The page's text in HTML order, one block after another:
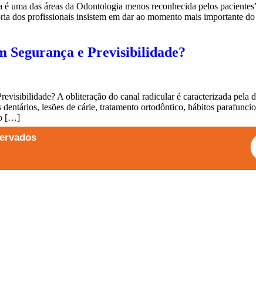
das áreas da Odontologia menos reconhecida pelos
dos profissionais insistem em dar ao momento mais importante
Segurança e Previsibilidade?
A obliteração do canal radicular é caracterizada pela
lesões de cárie, tratamento ortodôntico, hábitos
[…]